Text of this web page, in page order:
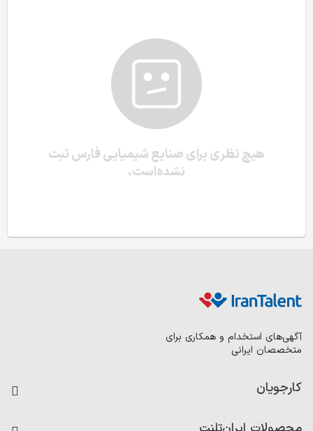
هیچ نظری برای صنایع شیمیایی فارس ثبت
نشده‌است.
آگهی‌های استخدام و همکاری برای
متخصصان ایرانی
کارجویان